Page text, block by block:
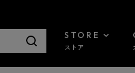
STORE
ストア